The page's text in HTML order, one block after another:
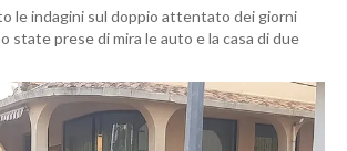
le indagini sul doppio attentato dei giorni
state prese di mira le auto e la casa di due